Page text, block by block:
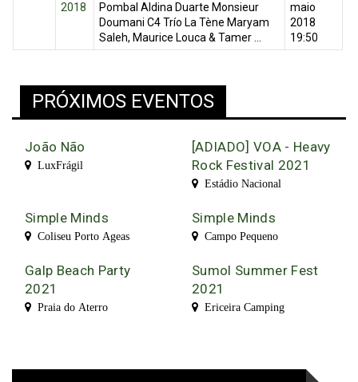
2018
Pombal Aldina Duarte Monsieur
Doumani C4 Trío La Tène Maryam
Saleh, Maurice Louca & Tamer ...
maio
2018
19:50
PRÓXIMOS EVENTOS
João Não
LuxFrágil
[ADIADO] VOA - Heavy
Rock Festival 2021
Estádio Nacional
Simple Minds
Coliseu Porto Ageas
Simple Minds
Campo Pequeno
Galp Beach Party
2021
Praia do Aterro
Sumol Summer Fest
2021
Ericeira Camping